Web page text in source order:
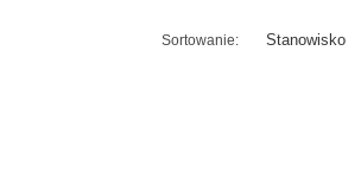
Stanowisko